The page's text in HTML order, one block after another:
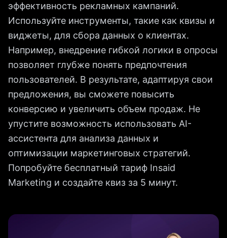
эффективность рекламных кампаний.
Используйте инструменты, такие как квизы и
виджеты, для сбора данных о клиентах.
Например, внедрение гибкой логики в опросы
позволяет глубже понять предпочтения
пользователей. В результате, адаптируя свои
предложения, вы сможете повысить
конверсию и увеличить объем продаж. Не
упустите возможность использовать AI-
ассистента для анализа данных и
оптимизации маркетинговых стратегий.
Попробуйте бесплатный тариф Insaid
Marketing и создайте квиз за 5 минут.